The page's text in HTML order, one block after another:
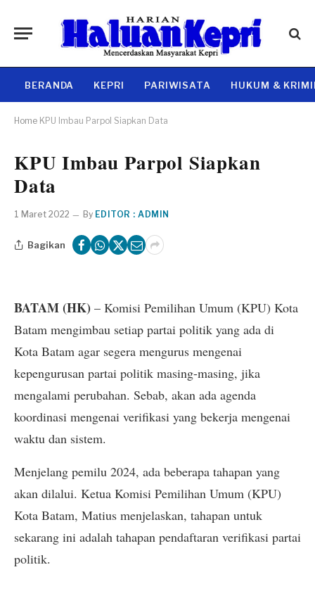
BERANDA KEPRI PARIWISATA HUKUM &
Home KPU Imbau Parpol Siapkan Data
KPU Imbau Parpol Siapkan
Data
1 Maret 2022 By EDITOR : ADMIN
Bagikan
BATAM (HK) – Komisi Pemilihan Umum (KPU) Kota
Batam mengimbau setiap partai politik yang ada di
Kota Batam agar segera mengurus mengenai
kepengurusan partai politik masing-masing, jika
mengalami perubahan. Sebab, akan ada agenda
koordinasi mengenai verifikasi yang bekerja mengenai
waktu dan sistem.
Menjelang pemilu 2024, ada beberapa tahapan yang
akan dilalui. Ketua Komisi Pemilihan Umum (KPU)
Kota Batam, Matius menjelaskan, tahapan untuk
sekarang ini adalah tahapan pendaftaran verifikasi partai
politik.